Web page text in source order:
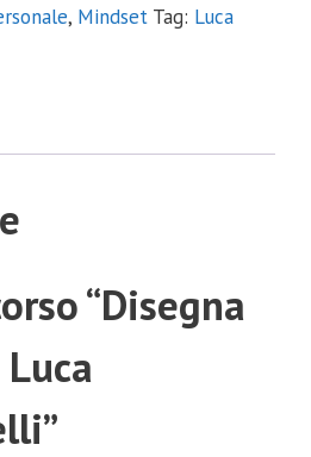
, Mindset Tag: Luca
“Disegna